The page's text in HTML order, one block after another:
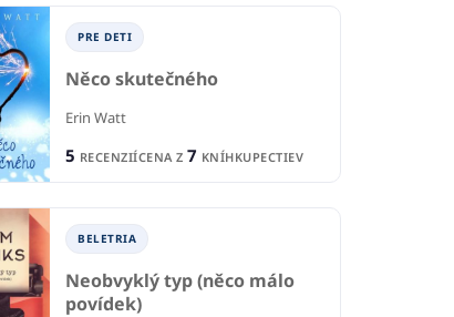
hnízdo
Petra Neomillnerová
PRE DETI
Něco skutečného
Erin Watt
5 RECENZIÍCENA Z 7 KNÍHKUPECTIEV
BELETRIA
Neobvyklý typ (něco málo
povídek)